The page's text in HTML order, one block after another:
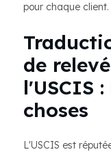
pour chaque client.
de
l'USCIS
choses
L'USCIS est